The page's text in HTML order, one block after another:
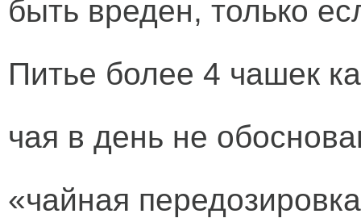
быть вреден, только
Питье более 4 чашек
чая в день не
«чайная